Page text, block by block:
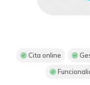
Cita online